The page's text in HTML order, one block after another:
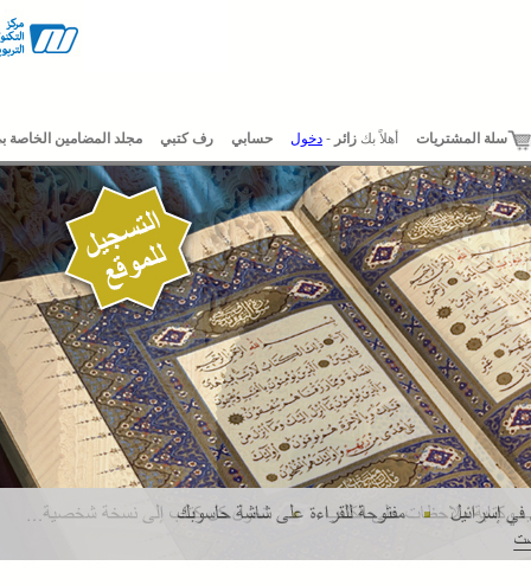
المشتريات أهلاً بكزائر - دخول حسابي رف كتبي مجلد المضامين الخاصة بي